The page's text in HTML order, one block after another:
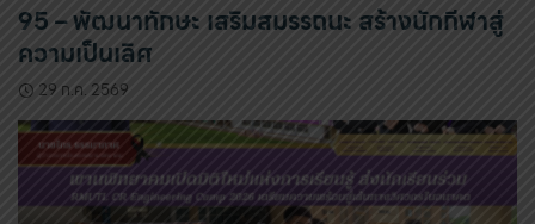
95 – พัฒนาทักษะ เสริมสมรรถนะ สร้างนักกีฬาสู่
ความเป็นเลิศ
29 ก.ค. 2569